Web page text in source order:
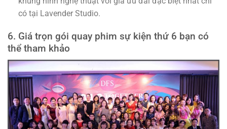
có tại Lavender Studio.
6. Giá trọn gói quay phim sự kiện thứ 6 bạn có
thể tham khảo